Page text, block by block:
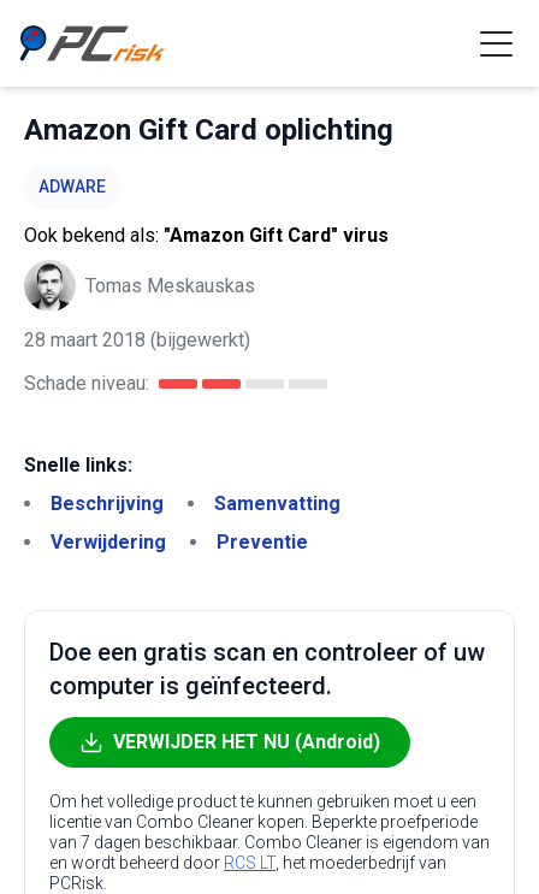
Amazon Gift Card oplichting
ADWARE
Ook bekend als: "Amazon Gift Card" virus
Tomas Meskauskas
28 maart 2018 (bijgewerkt)
Schade niveau:
Snelle links:
Beschrijving
Samenvatting
Verwijdering
Preventie
Doe een gratis scan en controleer of uw
computer is geïnfecteerd.
VERWIJDER HET NU (Android)
Om het volledige product te kunnen gebruiken moet u een
licentie van Combo Cleaner kopen. Beperkte proefperiode
van 7 dagen beschikbaar. Combo Cleaner is eigendom van
en wordt beheerd door RCS LT, het moederbedrijf van
PCRisk.